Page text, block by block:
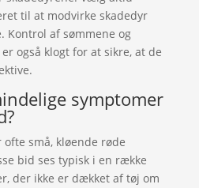
til at modvirke skadedyr
Kontrol af sømmene og
også klogt for at sikre, at de
symptomer
små, kløende røde
bid ses typisk i en række
der ikke er dækket af tøj om